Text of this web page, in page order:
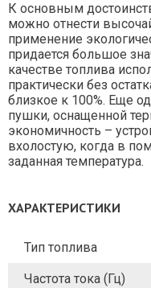
К основным
можно отнести
применение
придается большое
качестве топлива
практически без
близкое к 100%. Еще
пушки, оснащенной
экономичность –
вхолостую, когда в
заданная температура.
ХАРАКТЕРИСТИКИ
Тип топлива
Частота тока (Гц)